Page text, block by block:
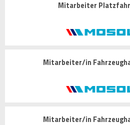
Mitarbeiter
Mitarbeiter/in
Mitarbeiter/in